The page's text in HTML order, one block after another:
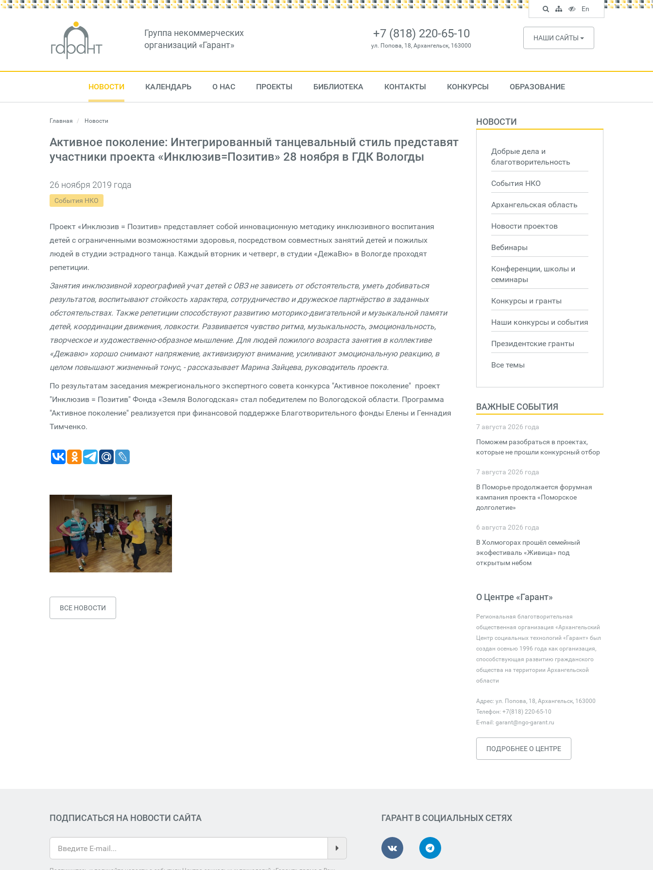
Группа некоммерческих
организаций «Гарант»
+7 (818) 220-65-10
ул. Попова, 18, Архангельск, 163000
НАШИ САЙТЫ
НОВОСТИ КАЛЕНДАРЬ О НАС ПРОЕКТЫ БИБЛИОТЕКА КОНТАКТЫ КОНКУРСЫ ОБРАЗОВАНИЕ
Главная Новости
Активное поколение: Интегрированный танцевальный стиль представят
участники проекта «Инклюзив=Позитив» 28 ноября в ГДК Вологды
26 ноября 2019 года
События НКО
Проект «Инклюзив = Позитив» представляет собой инновационную методику инклюзивного воспитания
детей с ограниченными возможностями здоровья, посредством совместных занятий детей и пожилых
людей в студии эстрадного танца. Каждый вторник и четверг, в студии «ДежаВю» в Вологде проходят
репетиции.
Занятия инклюзивной хореографией учат детей с ОВЗ не зависеть от обстоятельств, уметь добиваться
результатов, воспитывают стойкость характера, сотрудничество и дружеское партнёрство в заданных
обстоятельствах. Также репетиции способствуют развитию моторико-двигательной и музыкальной памяти
детей, координации движения, ловкости. Развивается чувство ритма, музыкальность, эмоциональность,
творческое и художественно-образное мышление. Для людей пожилого возраста занятия в коллективе
«Дежавю» хорошо снимают напряжение, активизируют внимание, усиливают эмоциональную реакцию, в
целом повышают жизненный тонус, - рассказывает Марина Зайцева, руководитель проекта.
По результатам заседания межрегионального экспертного совета конкурса "Активное поколение" проект
"Инклюзив = Позитив" Фонда «Земля Вологодская» стал победителем по Вологодской области. Программа
"Активное поколение" реализуется при финансовой поддержке Благотворительного фонды Елены и Геннадия
Тимченко.
ВСЕ НОВОСТИ
НОВОСТИ
Добрые дела и
благотворительность
События НКО
Архангельская область
Новости проектов
Вебинары
Конференции, школы и
семинары
Конкурсы и гранты
Наши конкурсы и события
Президентские гранты
Все темы
ВАЖНЫЕ СОБЫТИЯ
7 августа 2026 года
Поможем разобраться в проектах,
которые не прошли конкурсный отбор
7 августа 2026 года
В Поморье продолжается форумная
кампания проекта «Поморское
долголетие»
6 августа 2026 года
В Холмогорах прошёл семейный
экофестиваль «Живица» под
открытым небом
О Центре «Гарант»
Региональная благотворительная
общественная организация «Архангельский
Центр социальных технологий «Гарант» был
создан осенью 1996 года как организация,
способствующая развитию гражданского
общества на территории Архангельской
области
Адрес: ул. Попова, 18, Архангельск, 163000
Телефон: +7(818) 220-65-10
E-mail: garant@ngo-garant.ru
ПОДРОБНЕЕ О ЦЕНТРЕ
ПОДПИСАТЬСЯ НА НОВОСТИ САЙТА ГАРАНТ В СОЦИАЛЬНЫХ СЕТЯХ
Поиск
по
сайту
Карта
сайта
Версия
для
слабовидящих
En
English